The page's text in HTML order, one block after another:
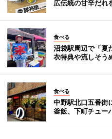
広伝統の甘辛だれ
食べる
沼袋駅周辺で「
衣特典や流しそう
食べる
中野駅北口五番
釜飯、下町チュー